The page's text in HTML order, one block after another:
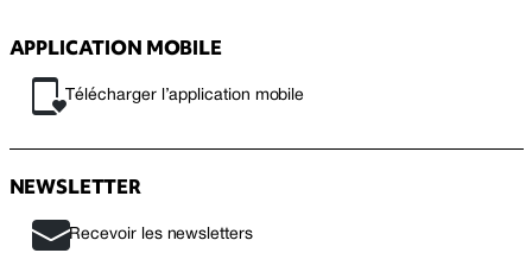
APPLICATION MOBILE
Télécharger l’application mobile
NEWSLETTER
Recevoir les newsletters